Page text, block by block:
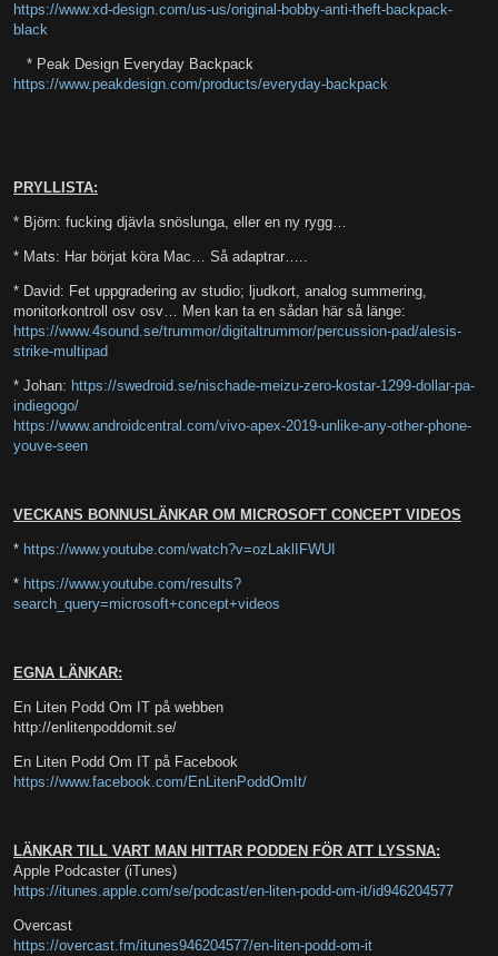
https://www.xd-design.com/us-us/original-bobby-anti-theft-backpack-
black
* Peak Design Everyday Backpack
https://www.peakdesign.com/products/everyday-backpack
PRYLLISTA:
* Björn: fucking djävla snöslunga, eller en ny rygg…
* Mats: Har börjat köra Mac… Så adaptrar…..
* David: Fet uppgradering av studio; ljudkort, analog summering,
monitorkontroll osv osv… Men kan ta en sådan här så länge:
https://www.4sound.se/trummor/digitaltrummor/percussion-pad/alesis-
strike-multipad
* Johan: https://swedroid.se/nischade-meizu-zero-kostar-1299-dollar-pa-
indiegogo/
https://www.androidcentral.com/vivo-apex-2019-unlike-any-other-phone-
youve-seen
VECKANS BONNUSLÄNKAR OM MICROSOFT CONCEPT VIDEOS
* https://www.youtube.com/watch?v=ozLaklIFWUI
* https://www.youtube.com/results?
search_query=microsoft+concept+videos
EGNA LÄNKAR:
En Liten Podd Om IT på webben
http://enlitenpoddomit.se/
En Liten Podd Om IT på Facebook
https://www.facebook.com/EnLitenPoddOmIt/
LÄNKAR TILL VART MAN HITTAR PODDEN FÖR ATT LYSSNA:
Apple Podcaster (iTunes)
https://itunes.apple.com/se/podcast/en-liten-podd-om-it/id946204577
Overcast
https://overcast.fm/itunes946204577/en-liten-podd-om-it